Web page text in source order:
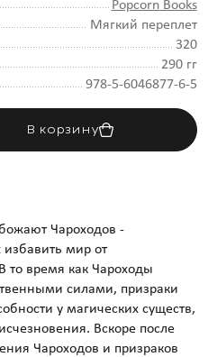
Popcorn Books
Мягкий переплет
320
290 гг
978-5-6046877-6-5
В корзину
Чароходов -
мир от
то время как Чароходы
силами, призраки
у магических существ,
Вскоре после
Чароходов и призраков